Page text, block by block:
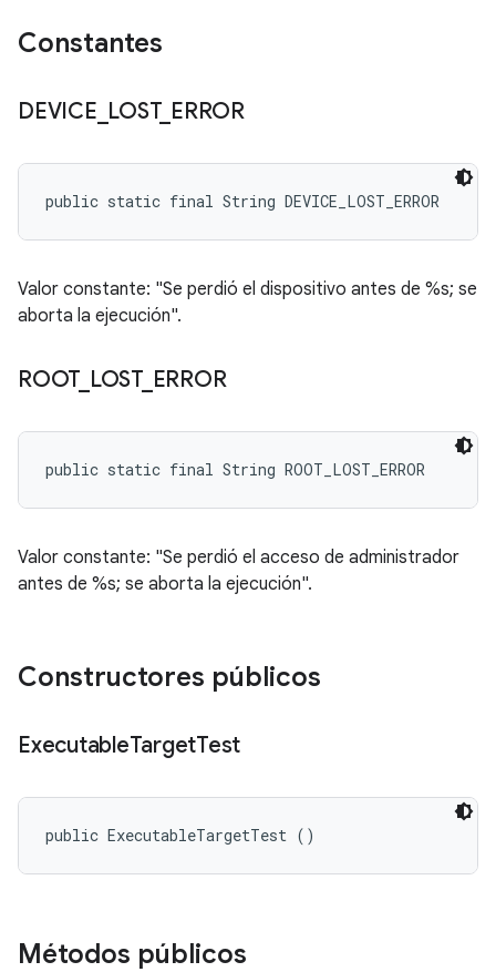
Constantes
DEVICE LOST_ ERROR
public static final String DEVICE_LOST_ERROR
Valor constante: "Se perdió el dispositivo antes de %s; se
aborta la ejecución".
ROOT_ LOST_ ERROR
public static final String ROOT_LOST_ERROR
Valor constante: "Se perdió el acceso de administrador
antes de %s; se aborta la ejecución".
Constructores públicos
ExecutableTargetTest
public ExecutableTargetTest ()
Métodos públicos